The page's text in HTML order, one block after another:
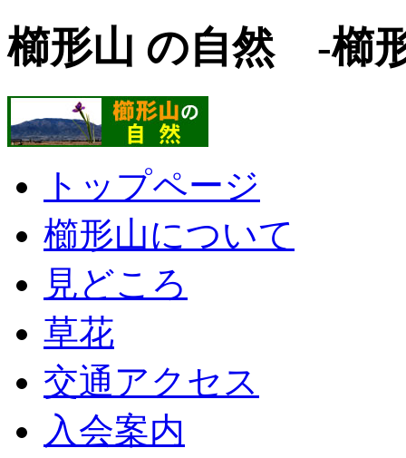
櫛形山 の自然 -櫛
トップページ
櫛形山について
見どころ
草花
交通アクセス
入会案内